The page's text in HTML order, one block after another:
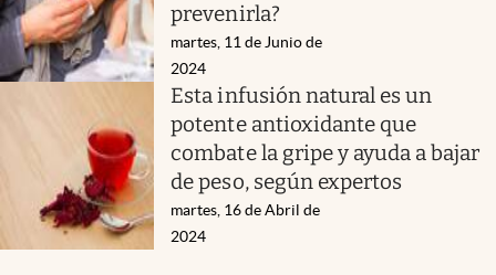
prevenirla?
martes, 11 de Junio de
2024
Esta infusión natural es un
potente antioxidante que
combate la gripe y ayuda a bajar
de peso, según expertos
martes, 16 de Abril de
2024